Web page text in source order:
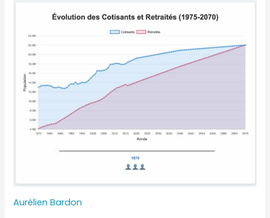
Aurélien Bardon